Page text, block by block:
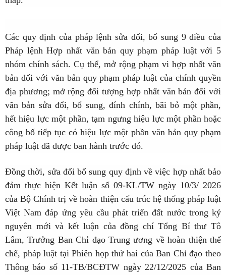
Các quy định của pháp lệnh sửa đổi, bổ sung 9 điều của
Pháp lệnh Hợp nhất văn bản quy phạm pháp luật với 5
nhóm chính sách. Cụ thể, mở rộng phạm vi hợp nhất văn
bản đối với văn bản quy phạm pháp luật của chính quyền
địa phương; mở rộng đối tượng hợp nhất văn bản đối với
văn bản sửa đổi, bổ sung, đính chính, bãi bỏ một phần,
hết hiệu lực một phần, tạm ngưng hiệu lực một phần hoặc
công bố tiếp tục có hiệu lực một phần văn bản quy phạm
pháp luật đã được ban hành trước đó.
Đồng thời, sửa đổi bổ sung quy định về việc hợp nhất bảo
đảm thực hiện Kết luận số 09-KL/TW ngày 10/3/ 2026
của Bộ Chính trị về hoàn thiện cấu trúc hệ thống pháp luật
Việt Nam đáp ứng yêu cầu phát triển đất nước trong kỷ
nguyên mới và kết luận của đồng chí Tổng Bí thư Tô
Lâm, Trưởng Ban Chỉ đạo Trung ương về hoàn thiện thể
chế, pháp luật tại Phiên họp thứ hai của Ban Chỉ đạo theo
Thông báo số 11-TB/BCĐTW ngày 22/12/2025 của Ban